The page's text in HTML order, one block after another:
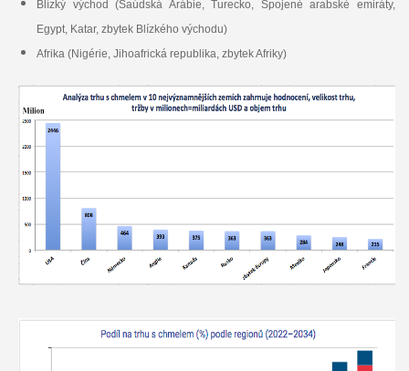
Blízký východ (Saúdská Arábie, Turecko, Spojené arabské emiráty,
Egypt, Katar, zbytek Blízkého východu)
Afrika (Nigérie, Jihoafrická republika, zbytek Afriky)